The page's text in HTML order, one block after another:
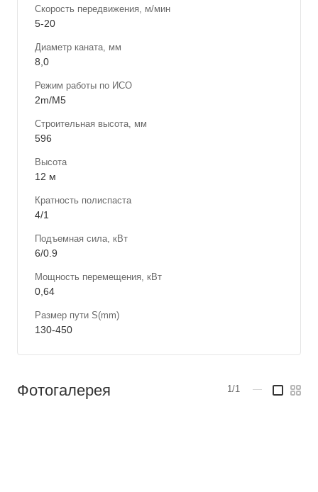
Скорость передвижения, м/мин
5-20
Диаметр каната, мм
8,0
Режим работы по ИСО
2m/M5
Строительная высота, мм
596
Высота
12 м
Кратность полиспаста
4/1
Подъемная сила, кВт
6/0.9
Мощность перемещения, кВт
0,64
Размер пути S(mm)
130-450
Фотогалерея 1/1 —